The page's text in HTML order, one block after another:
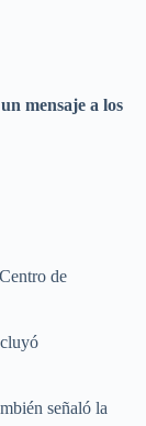
mensaje a los
de
señaló la